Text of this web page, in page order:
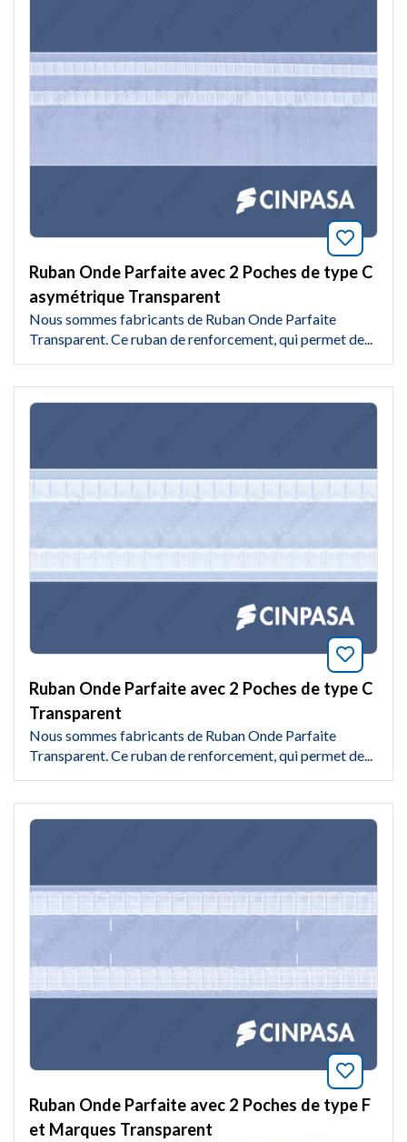
Ruban Onde Parfaite avec 2 Poches de type C
asymétrique Transparent
Nous sommes fabricants de Ruban Onde Parfaite
Transparent. Ce ruban de renforcement, qui permet de...
Ruban Onde Parfaite avec 2 Poches de type C
Transparent
Nous sommes fabricants de Ruban Onde Parfaite
Transparent. Ce ruban de renforcement, qui permet de...
Ruban Onde Parfaite avec 2 Poches de type F
et Marques Transparent